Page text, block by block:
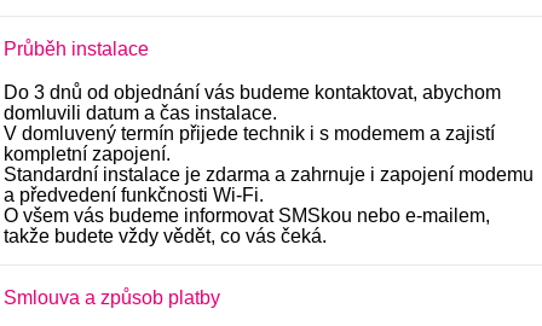
Průběh instalace
Do 3 dnů od objednání vás budeme kontaktovat, abychom
domluvili datum a čas instalace.
V domluvený termín přijede technik i s modemem a zajistí
kompletní zapojení.
Standardní instalace je zdarma a zahrnuje i zapojení modemu
a předvedení funkčnosti Wi-Fi.
O všem vás budeme informovat SMSkou nebo e-mailem,
takže budete vždy vědět, co vás čeká.
Smlouva a způsob platby